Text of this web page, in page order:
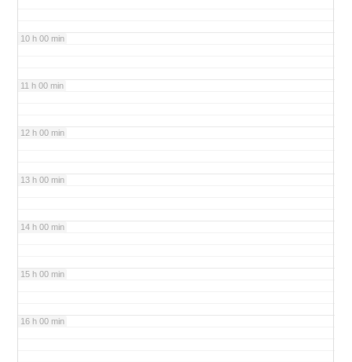
10 h 00 min
11 h 00 min
12 h 00 min
13 h 00 min
14 h 00 min
15 h 00 min
16 h 00 min